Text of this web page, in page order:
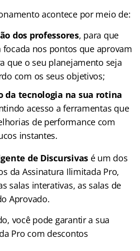
acontece por meio de:
dos professores, para que
focada nos pontos que aprovam
que o seu planejamento seja
com os seus objetivos;
da tecnologia na sua rotina
acesso a ferramentas que
de performance com
instantes.
de Discursivas é um dos
da Assinatura Ilimitada Pro,
salas interativas, as salas de
Aprovado.
você pode garantir a sua
Pro com descontos